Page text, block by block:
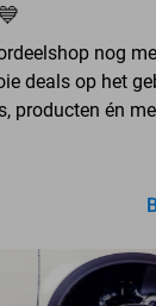
nog
deals op het
producten én